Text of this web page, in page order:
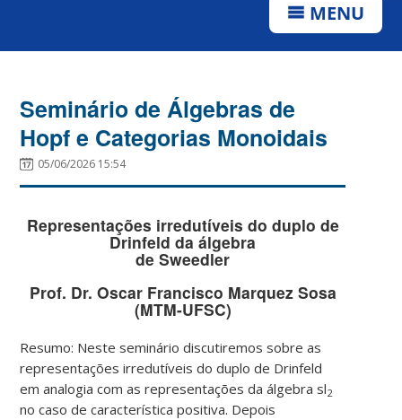
MENU
Seminário de Álgebras de
Hopf e Categorias Monoidais
05/06/2026 15:54
Representações irredutíveis do duplo de
Drinfeld da álgebra
de Sweedler
Prof. Dr. Oscar Francisco Marquez Sosa
(MTM-UFSC)
Resumo: Neste seminário discutiremos sobre as
representações irredutíveis do duplo de Drinfeld
em analogia com as representações da álgebra sl2
no caso de característica positiva. Depois